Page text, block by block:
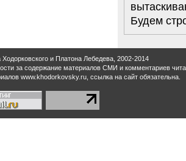
Будем
и Платона Лебедева, 2002-2014
за содержание материалов CМИ и комментариев
www.khodorkovsky.ru, ссылка на сайт обязательна.